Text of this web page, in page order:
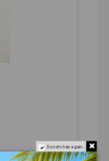
Do not show again.